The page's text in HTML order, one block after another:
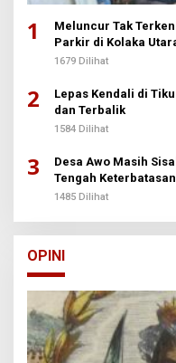
1
Meluncur Tak
Parkir di Kolaka
1679 Dilihat
2
Lepas Kendali di
dan Terbalik
1584 Dilihat
3
Desa Awo Masih
Tengah
1485 Dilihat
OPINI